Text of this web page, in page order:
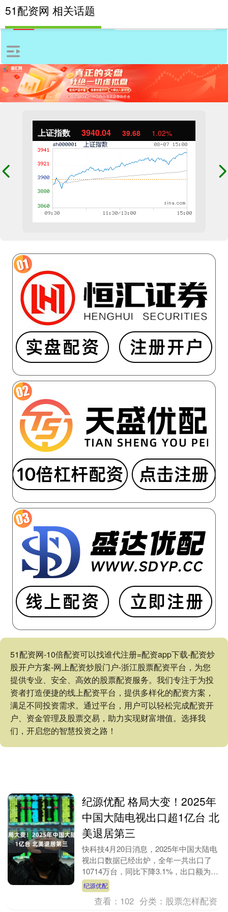
上证指数 3940.04 39.68 1.02%
51配资网-10倍配资可以找谁代注册=配资app下载-配资炒
股开户方案-网上配资炒股门户-浙江股票配资平台，为您
提供专业、安全、高效的股票配资服务。我们专注于为投
资者打造便捷的线上配资平台，提供多样化的配资方案，
满足不同投资需求。通过平台，用户可以轻松完成配资开
户、资金管理及股票交易，助力实现财富增值。选择我
们，开启您的智慧投资之路！
51配资网 相关话题
纪源优配 格局大变！2025年
中国大陆电视出口超1亿台 北
美退居第三
快科技4月20日消息，2025年中国大陆电
视出口数据已经出炉，全年一共出口了
10714万台，同比下降3.1%，出口额为
1083亿元，同比下降4.2%。 从出口区....
纪源优配
查看： 102 分类： 股票怎样配资